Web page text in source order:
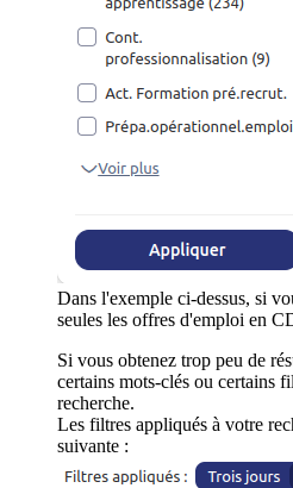
Dans l'exemple ci-dessus, si
seules les offres d'emploi en
Si vous obtenez trop peu de
certains mots-clés ou certains
recherche.
Les filtres appliqués à votre
suivante :